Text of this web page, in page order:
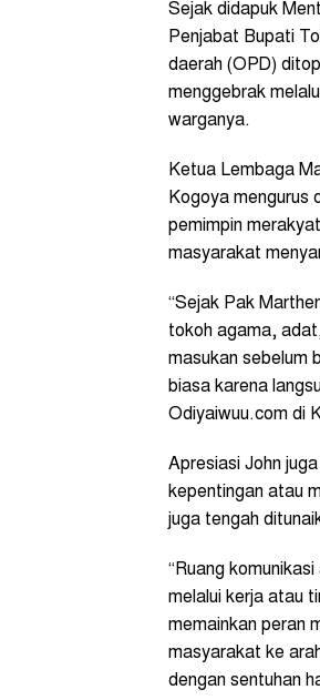
Sejak didapuk
Penjabat Bupati
daerah (OPD)
menggebrak
warganya.
Ketua Lembaga
Kogoya mengurus
pemimpin
masyarakat
“Sejak Pak
tokoh agama,
masukan sebelum
biasa karena
Odiyaiwuu.com di
Apresiasi John
kepentingan atau
juga tengah
“Ruang
melalui kerja atau
memainkan peran
masyarakat ke
dengan sentuhan